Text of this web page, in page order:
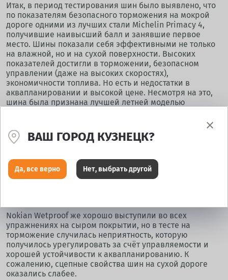
Итак, в период тестирования шин было выявлено, что
по показателям безопасного торможения на мокрой
дороге одними из лучших стали Michelin Primacy 4,
получившие наивысший балл и занявшие первое
место. Шины показали себя эффективными не только
на влажной, но и на сухой поверхности. Высоких
показателей достигли в торможении, безопасном
управлении (даже на высоких скоростях),
экономичности топлива. Но есть и недостатки в
аквапланировании и высокой цене. Несмотря на это,
шина была признана лучшей летней моделью
На втором месте в рейтинге оказались шины
Bridgestone Turanza T005 и Nokian Wetproof. Модель шин
выдающимся характеристикам , а именно:
Повышенный уровень безопасности, топливная
экономичность и комфорт в вождении. К сожалению,
Nokian Wetproof же хорошо выступили во всех
упражнениях на сыром покрытии, но в тесте на
торможение случилась неприятность, которую
получилось урегулировать за счёт управляемости и
хорошей устойчивости к аквапланированию. К
сожалению, сцепные свойства шин на сухой дороге
оказались слабее.
ВАШ ГОРОД КУЗНЕЦК?
Да, все верно Нет, выбрать другой